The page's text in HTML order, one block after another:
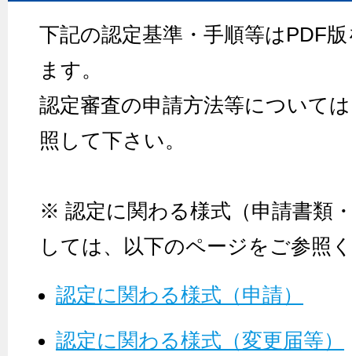
下記の認定基準・手順等はPDF
ます。
認定審査の申請方法等について
照して下さい。
※ 認定に関わる様式（申請書類
しては、以下のページをご参照
認定に関わる様式（申請）
認定に関わる様式（変更届等）